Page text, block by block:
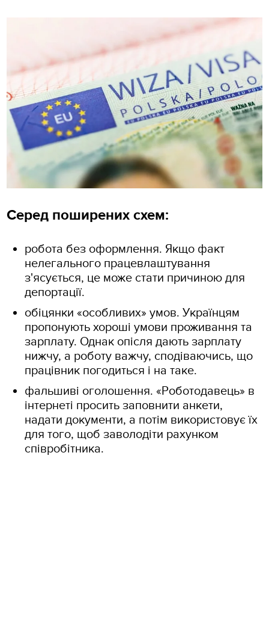
Серед поширених схем:
робота без оформлення. Якщо факт
нелегального працевлаштування
з'ясується, це може стати причиною для
депортації.
обіцянки «особливих» умов. Українцям
пропонують хороші умови проживання та
зарплату. Однак опісля дають зарплату
нижчу, а роботу важчу, сподіваючись, що
працівник погодиться і на таке.
фальшиві оголошення. «Роботодавець» в
інтернеті просить заповнити анкети,
надати документи, а потім використовує їх
для того, щоб заволодіти рахунком
співробітника.